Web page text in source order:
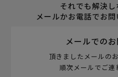
それでも解決し
メールかお電話でお問
メールでの
頂きましたメールの
順次メールでご連